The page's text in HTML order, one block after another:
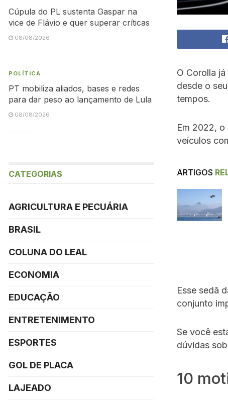
O Corolla
desde o
tempos.
Em 2022, o
veículos
ARTIGOS
Esse sedã
conjunto
Se você
dúvidas
10
Cúpula do PL sustenta Gaspar na
vice de Flávio e quer superar críticas
08/08/2026
POLÍTICA
PT mobiliza aliados, bases e redes
para dar peso ao lançamento de Lula
08/08/2026
CATEGORIAS
AGRICULTURA E PECUÁRIA
BRASIL
COLUNA DO LEAL
ECONOMIA
EDUCAÇÃO
ENTRETENIMENTO
ESPORTES
GOL DE PLACA
LAJEADO